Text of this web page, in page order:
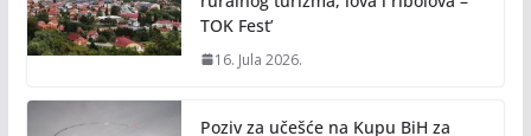
TOK Fest’
16. Jula 2026.
Poziv za učešće na Kupu BiH za